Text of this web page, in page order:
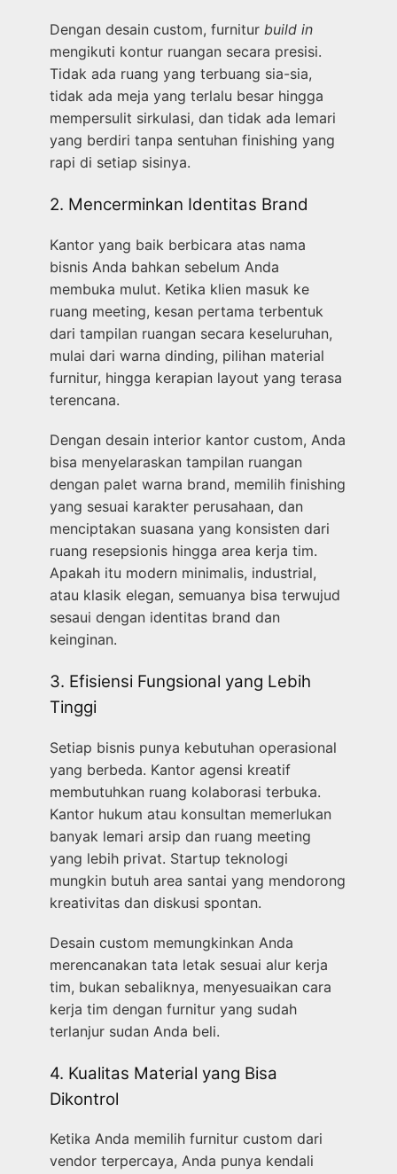
Dengan desain custom, furnitur build in
mengikuti kontur ruangan secara presisi.
Tidak ada ruang yang terbuang sia-sia,
tidak ada meja yang terlalu besar hingga
mempersulit sirkulasi, dan tidak ada lemari
yang berdiri tanpa sentuhan finishing yang
rapi di setiap sisinya.
2. Mencerminkan Identitas Brand
Kantor yang baik berbicara atas nama
bisnis Anda bahkan sebelum Anda
membuka mulut. Ketika klien masuk ke
ruang meeting, kesan pertama terbentuk
dari tampilan ruangan secara keseluruhan,
mulai dari warna dinding, pilihan material
furnitur, hingga kerapian layout yang terasa
terencana.
Dengan desain interior kantor custom, Anda
bisa menyelaraskan tampilan ruangan
dengan palet warna brand, memilih finishing
yang sesuai karakter perusahaan, dan
menciptakan suasana yang konsisten dari
ruang resepsionis hingga area kerja tim.
Apakah itu modern minimalis, industrial,
atau klasik elegan, semuanya bisa terwujud
sesaui dengan identitas brand dan
keinginan.
3. Efisiensi Fungsional yang Lebih
Tinggi
Setiap bisnis punya kebutuhan operasional
yang berbeda. Kantor agensi kreatif
membutuhkan ruang kolaborasi terbuka.
Kantor hukum atau konsultan memerlukan
banyak lemari arsip dan ruang meeting
yang lebih privat. Startup teknologi
mungkin butuh area santai yang mendorong
kreativitas dan diskusi spontan.
Desain custom memungkinkan Anda
merencanakan tata letak sesuai alur kerja
tim, bukan sebaliknya, menyesuaikan cara
kerja tim dengan furnitur yang sudah
terlanjur sudan Anda beli.
4. Kualitas Material yang Bisa
Dikontrol
Ketika Anda memilih furnitur custom dari
vendor terpercaya, Anda punya kendali